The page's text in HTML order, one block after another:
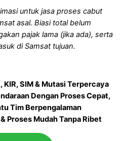
untuk jasa proses cabut
asal. Biasi total belum
pajak lama (jika ada), serta
di Samsat tujuan.
KIR, SIM & Mutasi Terpercaya
Dengan Proses Cepat,
Tim Berpengalaman
Proses Mudah Tanpa Ribet